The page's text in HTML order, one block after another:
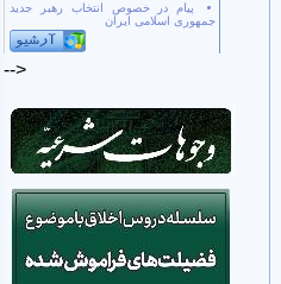
پیام در خصوص انتخاب رهبر جدید
جمهوری اسلامی ایران
-->